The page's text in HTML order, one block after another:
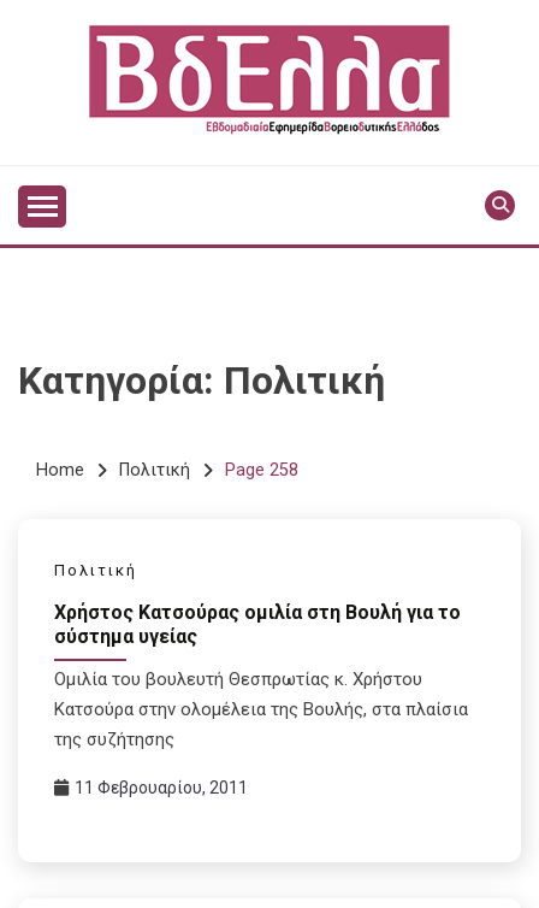
VDELLA
Κατηγορία: Πολιτική
Home Πολιτική Page 258
Πολιτική
Χρήστος Κατσούρας ομιλία στη Βουλή για το
σύστημα υγείας
Ομιλία του βουλευτή Θεσπρωτίας κ. Χρήστου
Κατσούρα στην ολομέλεια της Βουλής, στα πλαίσια
της συζήτησης
11 Φεβρουαρίου, 2011